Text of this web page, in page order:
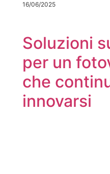
16/06/2025
Soluzioni
per un
che
innovarsi